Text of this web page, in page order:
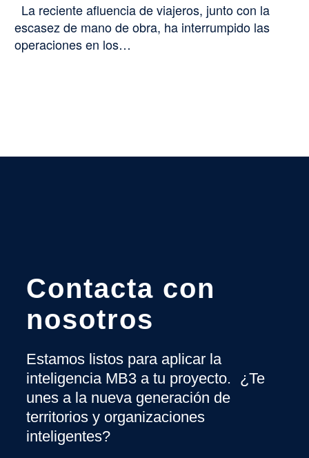
La reciente afluencia de viajeros, junto con la
escasez de mano de obra, ha interrumpido las
operaciones en los…
Contacta con
nosotros
Estamos listos para aplicar la
inteligencia MB3 a tu proyecto. ¿Te
unes a la nueva generación de
territorios y organizaciones
inteligentes?